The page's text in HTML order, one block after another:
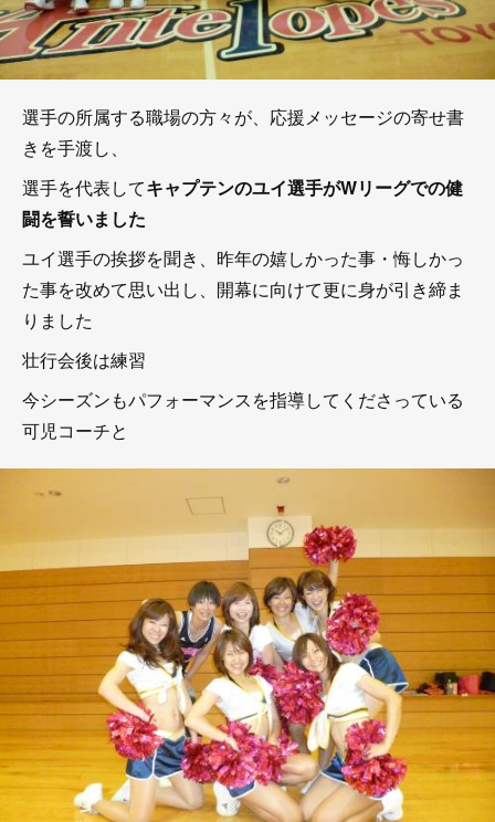
選手の所属する職場の方々が、応援メッセージの寄せ書
きを手渡し、
選手を代表してキャプテンのユイ選手がWリーグでの健
闘を誓いました
ユイ選手の挨拶を聞き、昨年の嬉しかった事・悔しかっ
た事を改めて思い出し、開幕に向けて更に身が引き締ま
りました
壮行会後は練習
今シーズンもパフォーマンスを指導してくださっている
可児コーチと